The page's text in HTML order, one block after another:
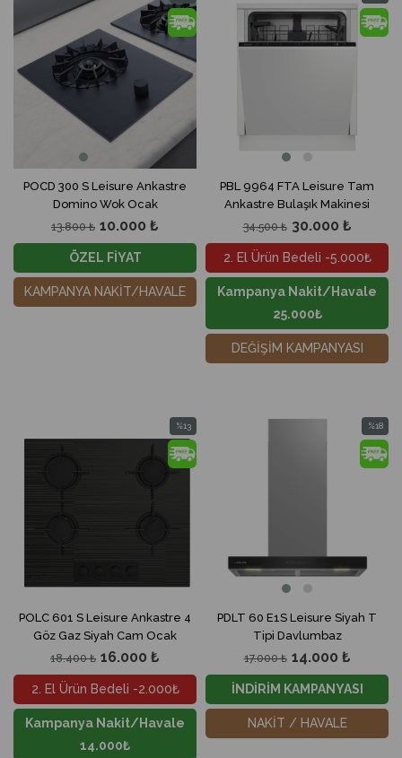
POCD 300 S Leisure Ankastre
Domino Wok Ocak
10.000 ₺
13.800 ₺
İndirim
%28İndirim
ÖZEL FİYAT
KAMPANYA NAKİT/HAVALE
PBL 9964 FTA Leisure Tam
Ankastre Bulaşık Makinesi
30.000 ₺
34.500 ₺
İndirim
2. El Ürün Bedeli -5.000₺
Kampanya Nakit/Havale
25.000₺
DEĞİŞİM KAMPANYASI
POLC 601 S Leisure Ankastre 4
Göz Gaz Siyah Cam Ocak
16.000 ₺
18.400 ₺
%13
İndirim
%13İndirim
2. El Ürün Bedeli -2.000₺
Kampanya Nakit/Havale
14.000₺
PDLT 60 E1S Leisure Siyah T
Tipi Davlumbaz
14.000 ₺
17.000 ₺
%18
İndirim
İNDİRİM KAMPANYASI
NAKİT / HAVALE